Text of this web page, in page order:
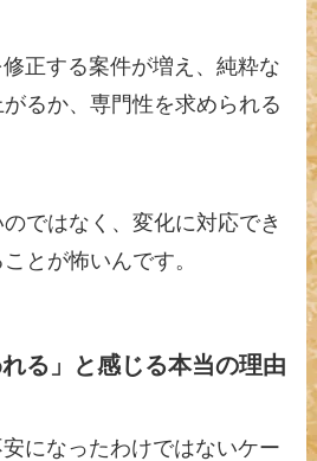
正する案件が増え、純粋な
るか、専門性を求められる
ではなく、変化に対応でき
とが怖いんです。
れる」と感じる本当の理由
になったわけではないケー